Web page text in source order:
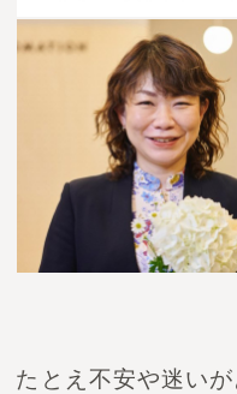
たとえ不安や迷い